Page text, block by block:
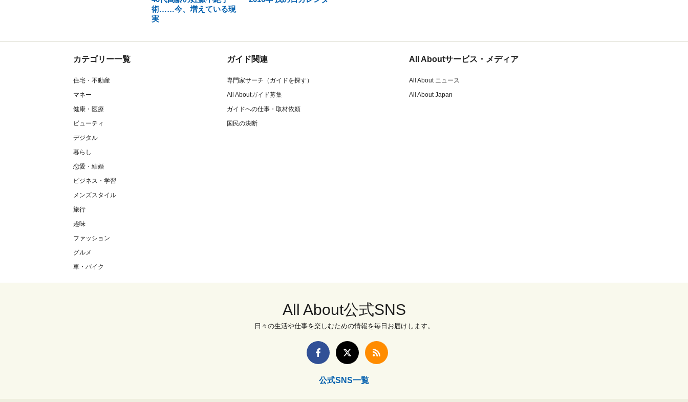
術……今、増えている現
実
カテゴリー一覧
住宅・不動産
マネー
健康・医療
ビューティ
デジタル
暮らし
恋愛・結婚
ビジネス・学習
メンズスタイル
旅行
趣味
ファッション
グルメ
車・バイク
ガイド関連
専門家サーチ（ガイドを探す）
All Aboutガイド募集
ガイドへの仕事・取材依頼
国民の決断
All Aboutサービス・メディア
All About ニュース
All About Japan
All About公式SNS
日々の生活や仕事を楽しむための情報を毎日お届けします。
公式SNS一覧